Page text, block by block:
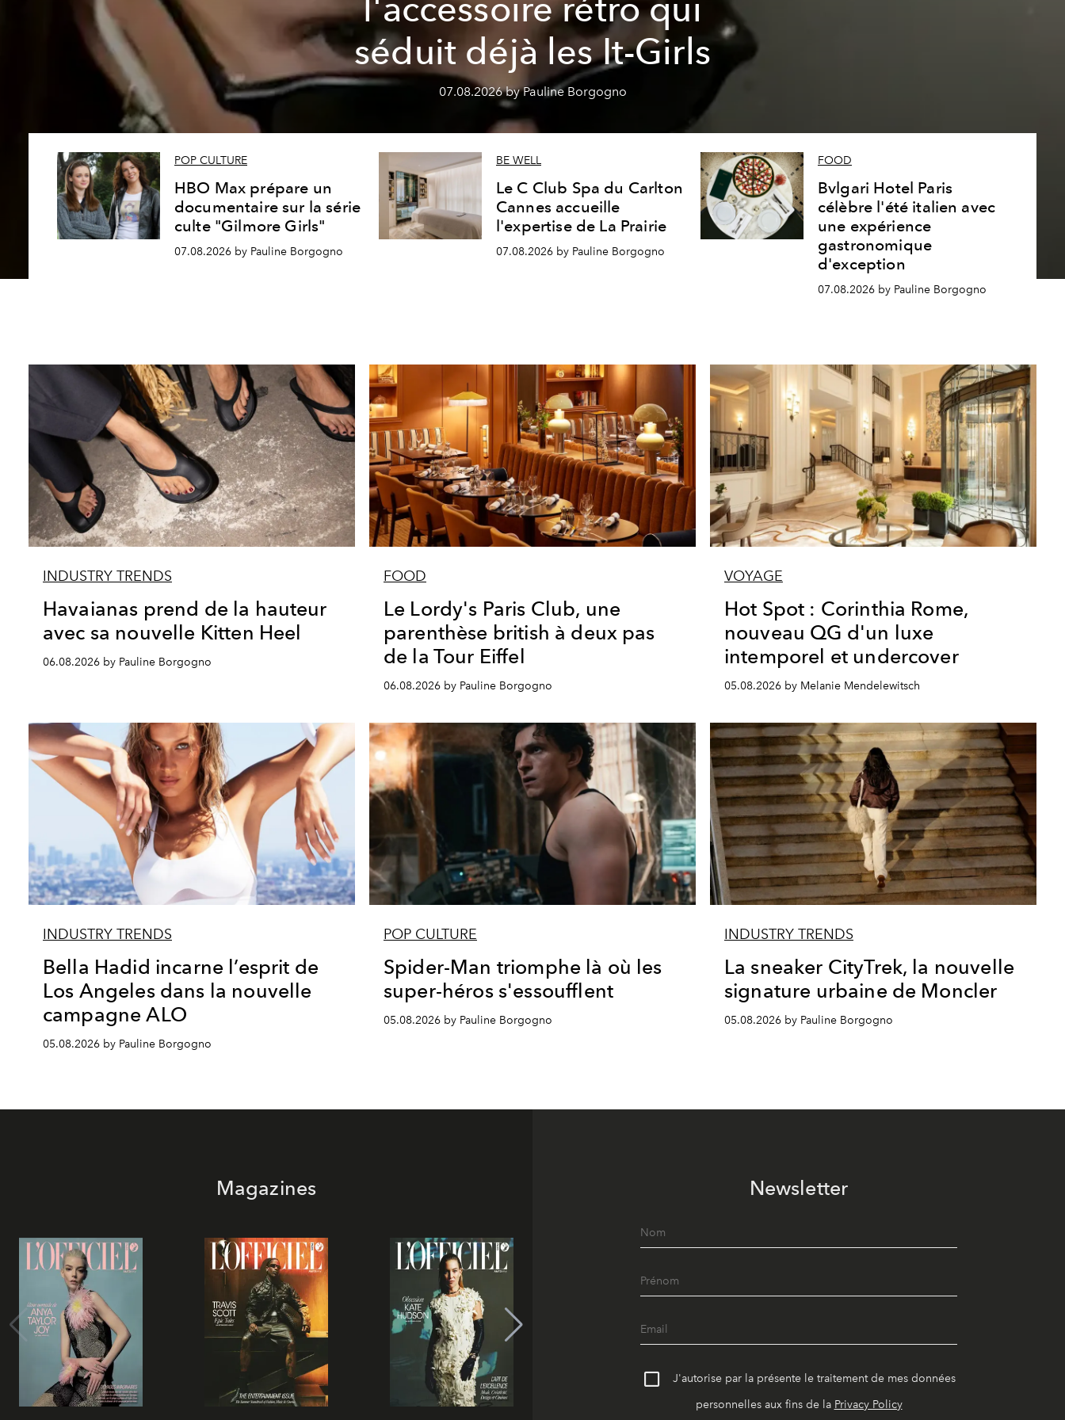
l'accessoire rétro qui
séduit déjà les It-Girls
07.08.2026 by Pauline Borgogno
POP CULTURE
HBO Max prépare un
documentaire sur la série
culte "Gilmore Girls"
07.08.2026 by Pauline Borgogno
BE WELL
Le C Club Spa du Carlton
Cannes accueille
l'expertise de La Prairie
07.08.2026 by Pauline Borgogno
FOOD
Bvlgari Hotel Paris
célèbre l'été italien avec
une expérience
gastronomique
d'exception
07.08.2026 by Pauline Borgogno
INDUSTRY TRENDS
Havaianas prend de la hauteur
avec sa nouvelle Kitten Heel
06.08.2026 by Pauline Borgogno
FOOD
Le Lordy's Paris Club, une
parenthèse british à deux pas
de la Tour Eiffel
06.08.2026 by Pauline Borgogno
VOYAGE
Hot Spot : Corinthia Rome,
nouveau QG d'un luxe
intemporel et undercover
05.08.2026 by Melanie Mendelewitsch
INDUSTRY TRENDS
Bella Hadid incarne l’esprit de
Los Angeles dans la nouvelle
campagne ALO
05.08.2026 by Pauline Borgogno
POP CULTURE
Spider-Man triomphe là où les
super-héros s'essoufflent
05.08.2026 by Pauline Borgogno
INDUSTRY TRENDS
La sneaker CityTrek, la nouvelle
signature urbaine de Moncler
05.08.2026 by Pauline Borgogno
Magazines Newsletter
J'autorise par la présente le traitement de mes données
personnelles aux fins de la Privacy Policy